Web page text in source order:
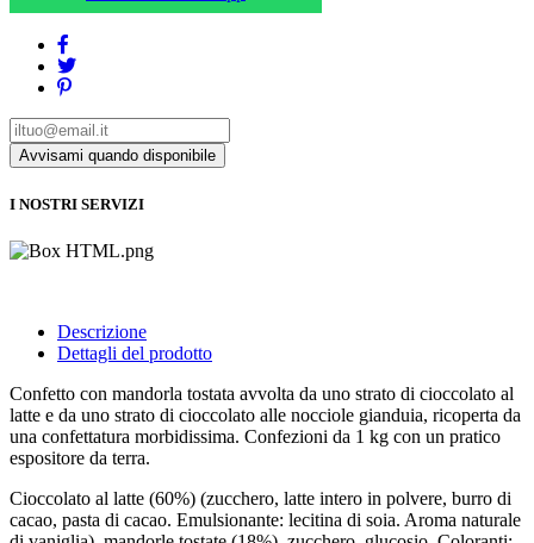
I NOSTRI SERVIZI
Descrizione
Dettagli del prodotto
Confetto con mandorla tostata avvolta da uno strato di cioccolato al
latte e da uno strato di cioccolato alle nocciole gianduia, ricoperta da
una confettatura morbidissima. Confezioni da 1 kg con un pratico
espositore da terra.
Cioccolato al latte (60%) (zucchero, latte intero in polvere, burro di
cacao, pasta di cacao. Emulsionante: lecitina di soia. Aroma naturale